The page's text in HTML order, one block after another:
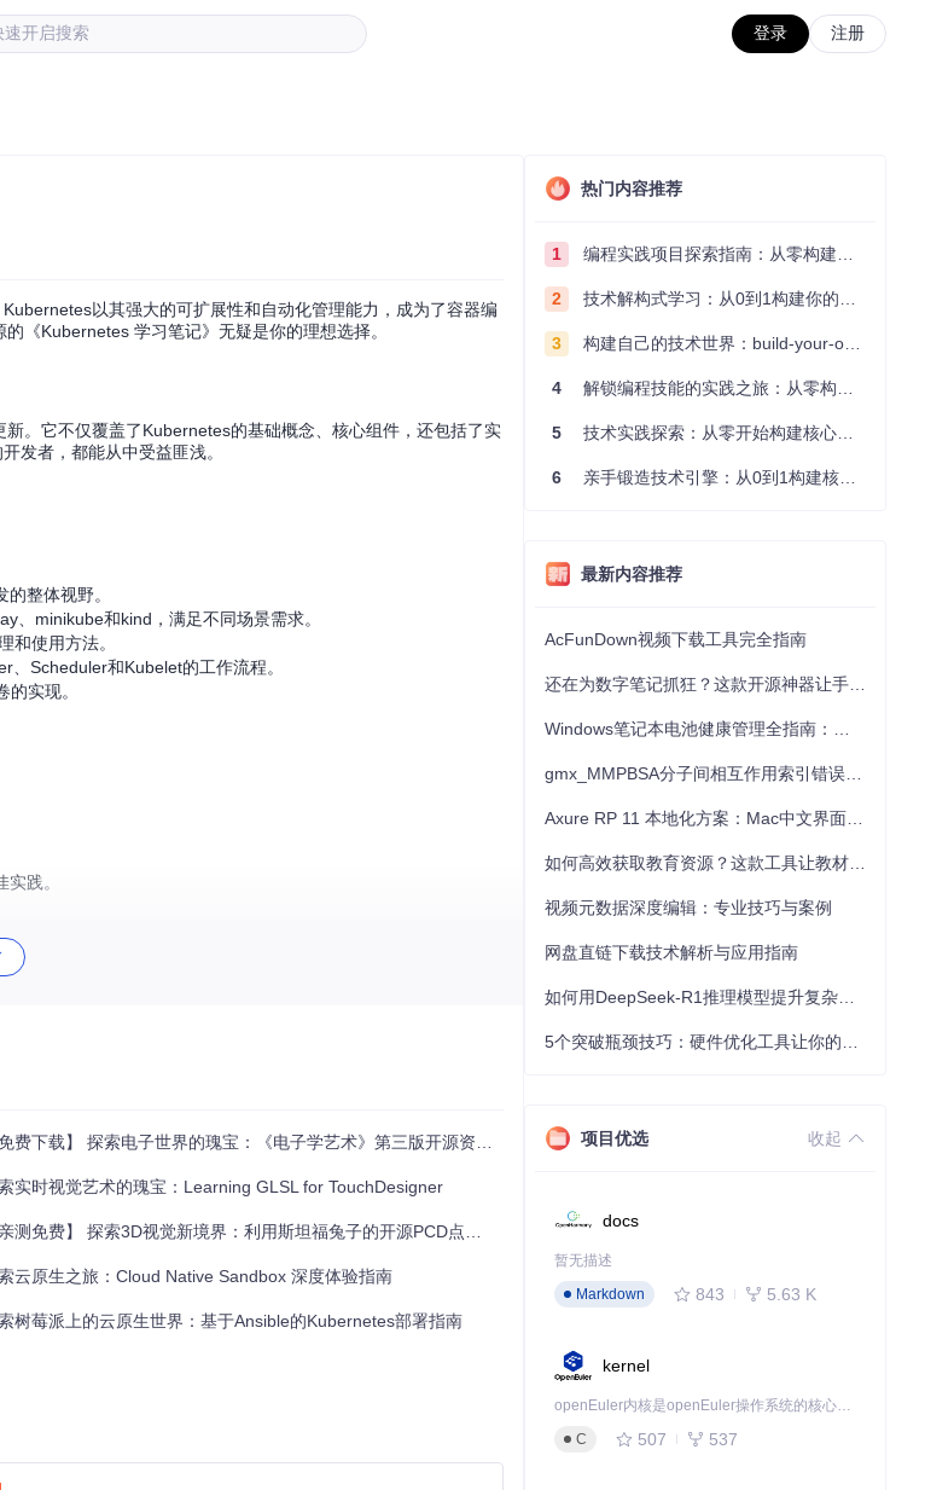
速开启搜索 登录 注册
以其强大的可扩展性和自动化管理能力，成为了容器编
《Kubernetes 学习笔记》无疑是你的理想选择。
。它不仅覆盖了Kubernetes的基础概念、核心组件，还包括了实
发者，都能从中受益匪浅。
整体视野。
、minikube和kind，满足不同场景需求。
和使用方法。
Scheduler和Kubelet的工作流程。
实现。
践。
费下载】 探索电子世界的瑰宝：《电子学艺术》第三版开源资源全面解析
实时视觉艺术的瑰宝：Learning GLSL for TouchDesigner
测免费】 探索3D视觉新境界：利用斯坦福兔子的开源PCD点云项目
云原生之旅：Cloud Native Sandbox 深度体验指南
树莓派上的云原生世界：基于Ansible的Kubernetes部署指南
热门内容推荐
1 编程实践项目探索指南：从零构建技术能力体系
2 技术解构式学习：从0到1构建你的编程知识体系
3 构建自己的技术世界：build-your-own-x项目的实践探索指南
4 解锁编程技能的实践之旅：从零构建你的技术世界
5 技术实践探索：从零开始构建核心系统的实践指南
6 亲手锻造技术引擎：从0到1构建核心系统的实践指南
最新内容推荐
AcFunDown视频下载工具完全指南
视频元数据深度编辑：专业技巧与案例
网盘直链下载技术解析与应用指南
项目优选 收起
docs
暂无描述
Markdown
843 5.63 K
kernel
openEuler内核是openEuler操作系统的核心，既是系统性能与稳定性的基石，也是连接处理器、设备与服务的桥梁。
C
507 537